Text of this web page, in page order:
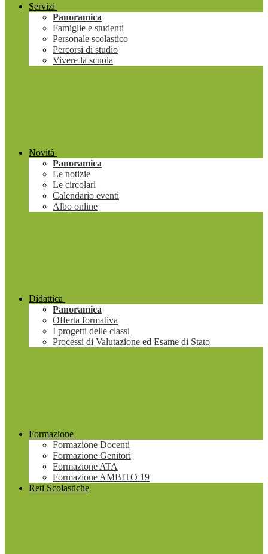
Servizi
Panoramica
Famiglie e studenti
Personale scolastico
Percorsi di studio
Vivere la scuola
Novità
Panoramica
Le notizie
Le circolari
Calendario eventi
Albo online
Didattica
Panoramica
Offerta formativa
I progetti delle classi
Processi di Valutazione ed Esame di Stato
Formazione
Formazione Docenti
Formazione Genitori
Formazione ATA
Formazione AMBITO 19
Reti Scolastiche